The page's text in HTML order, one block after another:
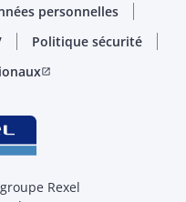
personnelles
Politique sécurité
open_in_new
Rexel